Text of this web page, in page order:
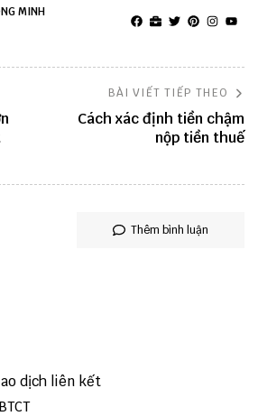
MINH
BÀI VIẾT TIẾP THEO
Cách xác định tiền chậm
nộp tiền thuế
Thêm bình luận
dịch liên kết